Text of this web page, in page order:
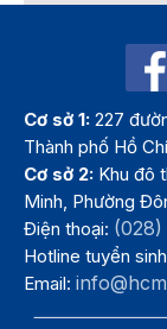
Cơ sở 1: 227
Thành phố Hồ
Cơ sở 2: Khu đô
Minh, Phường
Điện thoại:
Hotline tuyển
Email: